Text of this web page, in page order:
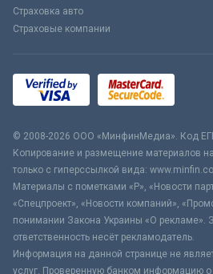
Страховка авто
Страховые компании
© 2008-2026 ООО «МинфинМедиа». Код
Копирование и размещение материалов
только с гиперссылкой вида:
Материалы с пометками «Р», «Новости
«Спецпроект», «Новости компаний»,
понимании Закона Украины «О рекламе».
ответственность несёт рекламодатель.
Информация на данной странице не
услуг. Проверенную банком информацию о